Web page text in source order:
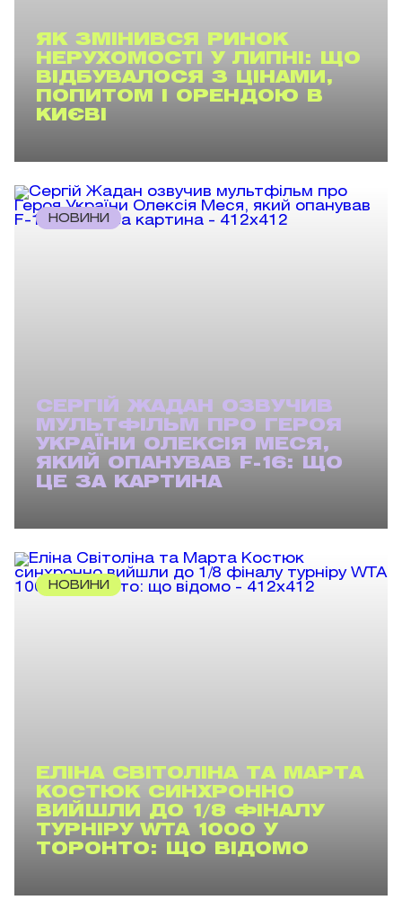
ЯК ЗМІНИВСЯ РИНОК
НЕРУХОМОСТІ У ЛИПНІ: ЩО
ВІДБУВАЛОСЯ З ЦІНАМИ,
ПОПИТОМ І ОРЕНДОЮ В
КИЄВІ
НОВИНИ
СЕРГІЙ ЖАДАН ОЗВУЧИВ
МУЛЬТФІЛЬМ ПРО ГЕРОЯ
УКРАЇНИ ОЛЕКСІЯ МЕСЯ,
ЯКИЙ ОПАНУВАВ F-16: ЩО
ЦЕ ЗА КАРТИНА
НОВИНИ
ЕЛІНА СВІТОЛІНА ТА МАРТА
КОСТЮК СИНХРОННО
ВИЙШЛИ ДО 1/8 ФІНАЛУ
ТУРНІРУ WTA 1000 У
ТОРОНТО: ЩО ВІДОМО